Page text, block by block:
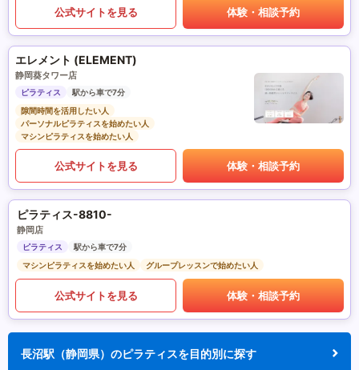
公式サイトを見る 体験・相談予約
エレメント (ELEMENT)
静岡葵タワー店
ピラティス
駅から車で7分
隙間時間を活用したい人
パーソナルピラティスを始めたい人
マシンピラティスを始めたい人
公式サイトを見る 体験・相談予約
ピラティス-8810-
静岡店
ピラティス
駅から車で7分
マシンピラティスを始めたい人
グループレッスンで始めたい人
公式サイトを見る 体験・相談予約
長沼駅（静岡県）のピラティスを目的別に探す